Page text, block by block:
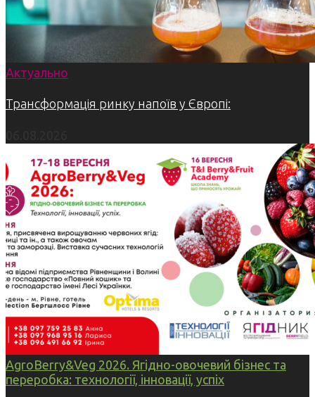
Актуально
Трансформація ринку напоїв у Європі:
AgroBerry&Veg 2026. Ягідно-овочевий бізнес та
переробка: технології, інновації, успіх